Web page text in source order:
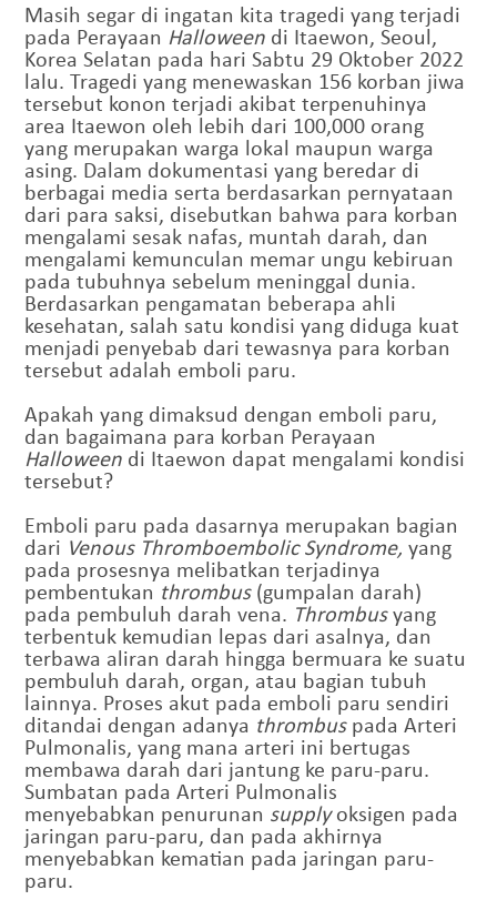
Masih segar di ingatan kita tragedi yang terjadi
pada Perayaan Halloween di Itaewon, Seoul,
Korea Selatan pada hari Sabtu 29 Oktober 2022
lalu. Tragedi yang menewaskan 156 korban jiwa
tersebut konon terjadi akibat terpenuhinya
area Itaewon oleh lebih dari 100,000 orang
yang merupakan warga lokal maupun warga
asing. Dalam dokumentasi yang beredar di
berbagai media serta berdasarkan pernyataan
dari para saksi, disebutkan bahwa para korban
mengalami sesak nafas, muntah darah, dan
mengalami kemunculan memar ungu kebiruan
pada tubuhnya sebelum meninggal dunia.
Berdasarkan pengamatan beberapa ahli
kesehatan, salah satu kondisi yang diduga kuat
menjadi penyebab dari tewasnya para korban
tersebut adalah emboli paru.
Apakah yang dimaksud dengan emboli paru,
dan bagaimana para korban Perayaan
Halloween di Itaewon dapat mengalami kondisi
tersebut?
Emboli paru pada dasarnya merupakan bagian
dari Venous Thromboembolic Syndrome,yang
pada prosesnya melibatkan terjadinya
pembentukan thrombus (gumpalan darah)
pada pembuluh darah vena. Thrombusyang
terbentuk kemudian lepas dari asalnya, dan
terbawa aliran darah hingga bermuara ke suatu
pembuluh darah, organ, atau bagian tubuh
lainnya. Proses akut pada emboli paru sendiri
ditandai dengan adanya thrombuspada Arteri
Pulmonalis, yang mana arteri ini bertugas
membawa darah dari jantung ke paru-paru.
Sumbatan pada Arteri Pulmonalis
menyebabkan penurunan supplyoksigen pada
jaringan paru-paru, dan pada akhirnya
menyebabkan kematian pada jaringan paru-
paru.